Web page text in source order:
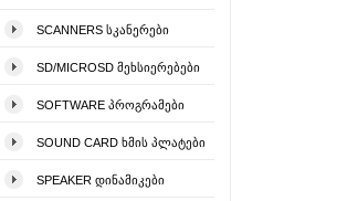
SCANNERS ᲡᲙᲐᲜᲔᲠᲔᲑᲘ
SD/MICROSD ᲛᲔᲮᲡᲘᲔᲠᲔᲑᲔᲑᲘ
SOFTWARE ᲞᲠᲝᲒᲠᲐᲛᲔᲑᲘ
SOUND CARD ᲮᲛᲘᲡ ᲞᲚᲐᲢᲔᲑᲘ
SPEAKER ᲓᲘᲜᲐᲛᲘᲙᲔᲑᲘ